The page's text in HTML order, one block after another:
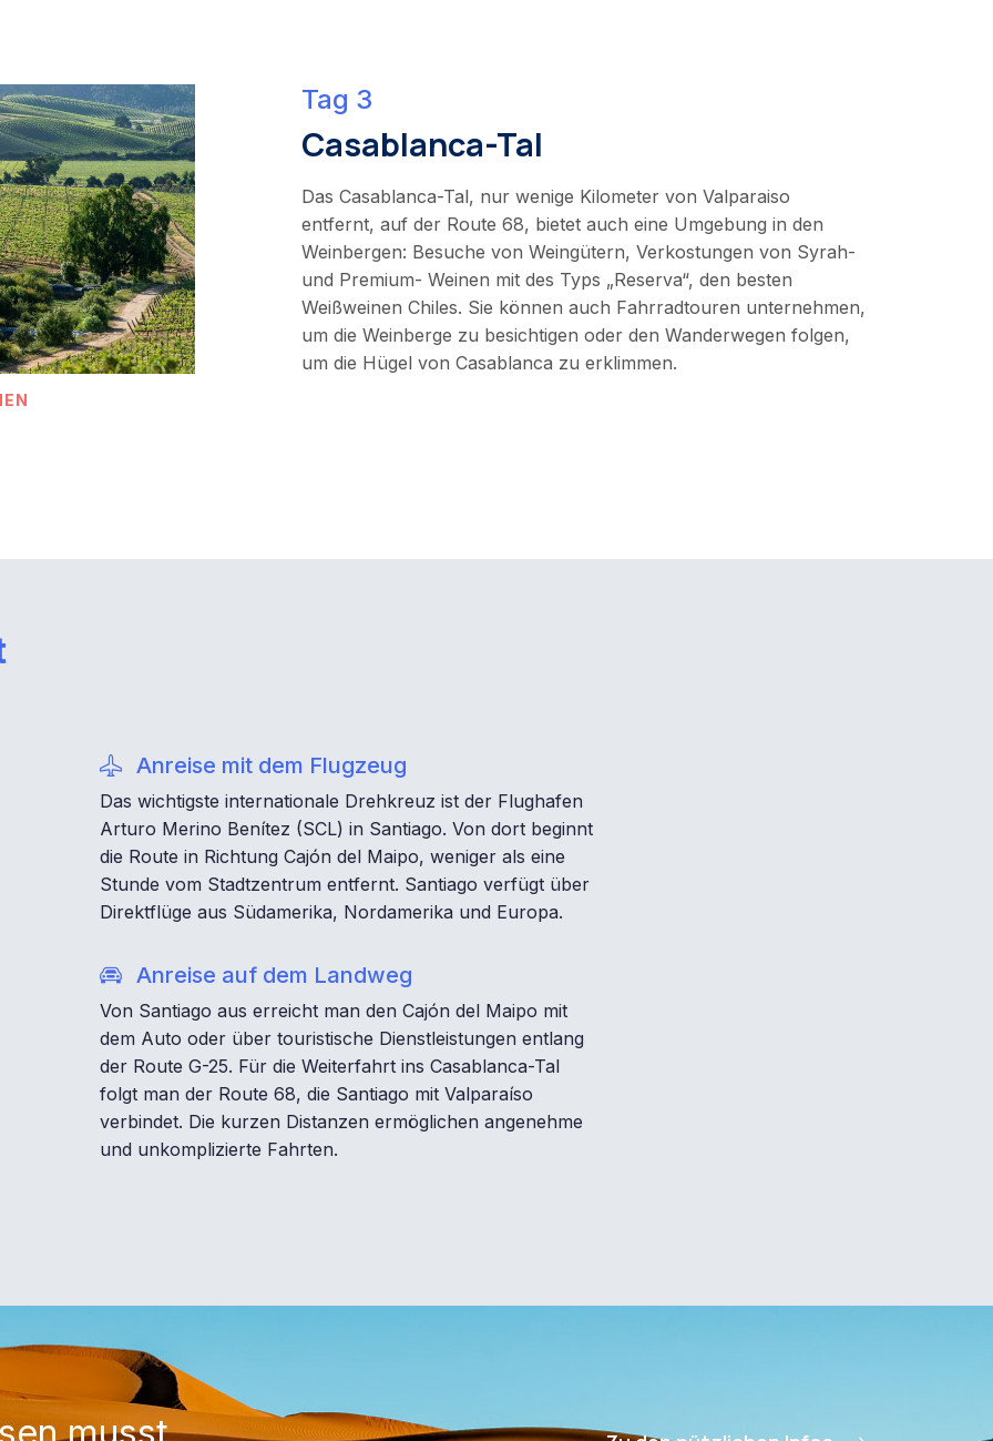
Tag 3
Casablanca-Tal
Das Casablanca-Tal, nur wenige Kilometer von Valparaiso
entfernt, auf der Route 68, bietet auch eine Umgebung in den
Weinbergen: Besuche von Weingütern, Verkostungen von Syrah-
und Premium- Weinen mit des Typs „Reserva“, den besten
Weißweinen Chiles. Sie können auch Fahrradtouren unternehmen,
um die Weinberge zu besichtigen oder den Wanderwegen folgen,
um die Hügel von Casablanca zu erklimmen.
Anreise mit dem Flugzeug
Das wichtigste internationale Drehkreuz ist der Flughafen
Arturo Merino Benítez (SCL) in Santiago. Von dort beginnt
die Route in Richtung Cajón del Maipo, weniger als eine
Stunde vom Stadtzentrum entfernt. Santiago verfügt über
Direktflüge aus Südamerika, Nordamerika und Europa.
Anreise auf dem Landweg
Von Santiago aus erreicht man den Cajón del Maipo mit
dem Auto oder über touristische Dienstleistungen entlang
der Route G-25. Für die Weiterfahrt ins Casablanca-Tal
folgt man der Route 68, die Santiago mit Valparaíso
verbindet. Die kurzen Distanzen ermöglichen angenehme
und unkomplizierte Fahrten.